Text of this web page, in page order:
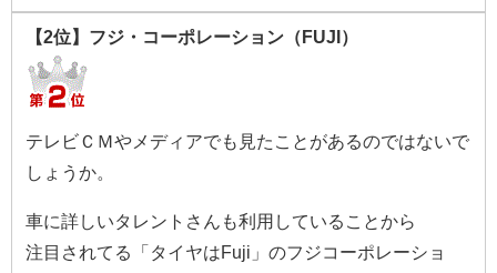
【2位】フジ・コーポレーション（FUJI）
テレビＣＭやメディアでも見たことがあるのではないで
しょうか。
車に詳しいタレントさんも利用していることから
注目されてる「タイヤはFuji」のフジコーポレーショ